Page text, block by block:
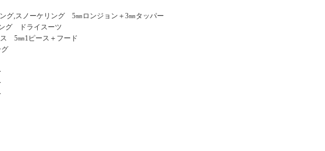
,スノーケリング 5㎜ロンジョン＋3㎜タッパー
グ ドライスーツ
5㎜1ピース＋フード